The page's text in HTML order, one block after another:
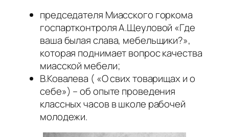
председателя Миасского горкома
госпартконтроля А.Щеуловой «Где
ваша былая слава, мебельщики?»,
которая поднимает вопрос качества
миасской мебели;
В.Ковалева ( «О свих товарищах и о
себе») – об опыте проведения
классных часов в школе рабочей
молодежи.